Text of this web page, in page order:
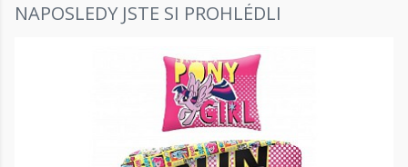
NAPOSLEDY JSTE SI PROHLÉDLI